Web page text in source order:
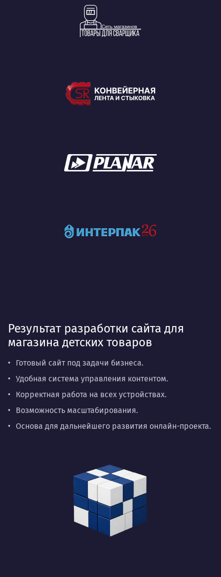
Результат разработки сайта для
магазина детских товаров
Готовый сайт под задачи бизнеса.
Удобная система управления контентом.
Корректная работа на всех устройствах.
Возможность масштабирования.
Основа для дальнейшего развития онлайн-проекта.